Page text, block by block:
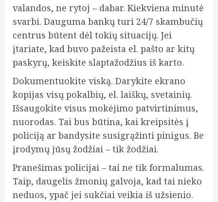
valandos, ne rytoj – dabar. Kiekviena minutė
svarbi. Dauguma bankų turi 24/7 skambučių
centrus būtent dėl tokių situacijų. Jei
įtariate, kad buvo pažeista el. pašto ar kitų
paskyrų, keiskite slaptažodžius iš karto.
Dokumentuokite viską. Darykite ekrano
kopijas visų pokalbių, el. laiškų, svetainių.
Išsaugokite visus mokėjimo patvirtinimus,
nuorodas. Tai bus būtina, kai kreipsitės į
policiją ar bandysite susigrąžinti pinigus. Be
įrodymų jūsų žodžiai – tik žodžiai.
Pranešimas policijai – tai ne tik formalumas.
Taip, daugelis žmonių galvoja, kad tai nieko
neduos, ypač jei sukčiai veikia iš užsienio.